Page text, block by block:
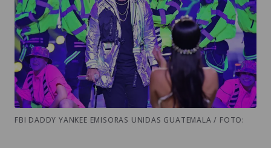
FBI DADDY YANKEE EMISORAS UNIDAS GUATEMALA / FOTO: